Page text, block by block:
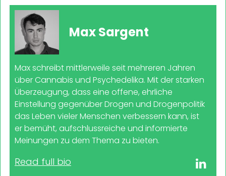
Max Sargent
Max schreibt mittlerweile seit mehreren Jahren
über Cannabis und Psychedelika. Mit der starken
Überzeugung, dass eine offene, ehrliche
Einstellung gegenüber Drogen und Drogenpolitik
das Leben vieler Menschen verbessern kann, ist
er bemüht, aufschlussreiche und informierte
Meinungen zu dem Thema zu bieten.
Read full bio